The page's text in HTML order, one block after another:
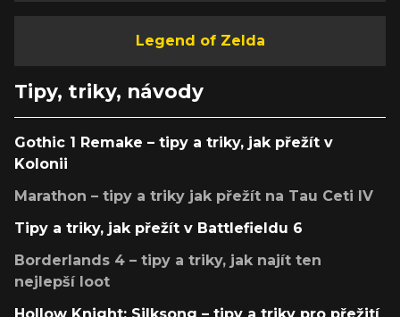
Legend of Zelda
Tipy, triky, návody
Gothic 1 Remake – tipy a triky, jak přežít v
Kolonii
Marathon – tipy a triky jak přežít na Tau Ceti IV
Tipy a triky, jak přežít v Battlefieldu 6
Borderlands 4 – tipy a triky, jak najít ten
nejlepší loot